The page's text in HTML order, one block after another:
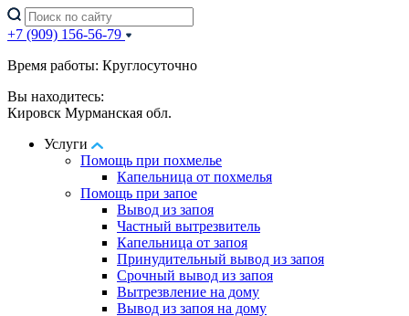
+7 (909) 156-56-79
Время работы: Круглосуточно
Вы находитесь:
Кировск Мурманская обл.
Услуги
Помощь при похмелье
Капельница от похмелья
Помощь при запое
Вывод из запоя
Частный вытрезвитель
Капельница от запоя
Принудительный вывод из запоя
Срочный вывод из запоя
Вытрезвление на дому
Вывод из запоя на дому